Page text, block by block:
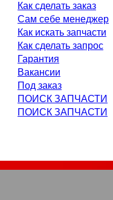
Как сделать заказ
Сам себе менеджер
Как искать запчасти
Как сделать запрос
Гарантия
Вакансии
Под заказ
ПОИСК ЗАПЧАСТИ
ПОИСК ЗАПЧАСТИ